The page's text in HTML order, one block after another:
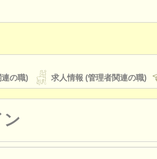
の職) 求人情報 (管理者関連の職)
ン